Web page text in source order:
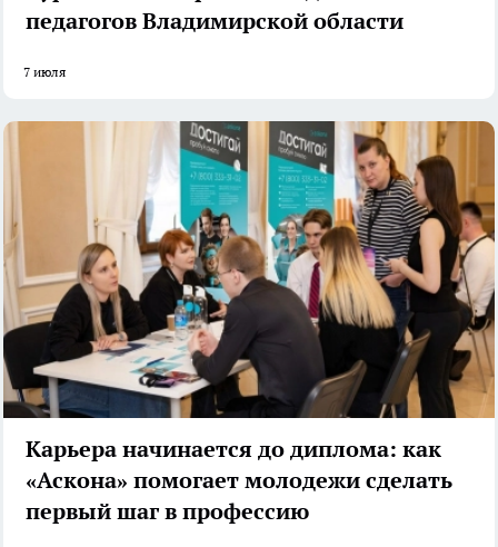
педагогов Владимирской области
7 июля
Карьера начинается до диплома: как
«Аскона» помогает молодежи сделать
первый шаг в профессию